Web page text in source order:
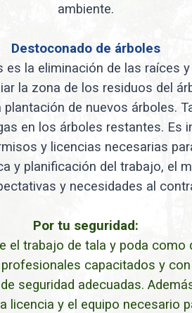
ambiente.
Destoconado de árboles
la eliminación de las raíces
la zona de los residuos del
de nuevos árboles.
en los árboles restantes. Es
y licencias necesarias
y planificación del trabajo, el
y necesidades al
Por tu seguridad:
el trabajo de tala y poda
capacitados y
seguridad adecuadas.
licencia y el equipo necesario